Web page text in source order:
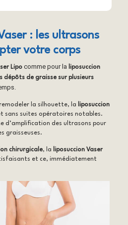
: les ultrasons
votre corps
Lipocomme pour la liposuccion
dépôts de graisse sur plusieurs
la silhouette, la liposuccion
sans suites opératoires notables.
d’amplification des ultrasons pour
graisseuses.
chirurgicale, la liposuccion Vaser
et ce, immédiatement